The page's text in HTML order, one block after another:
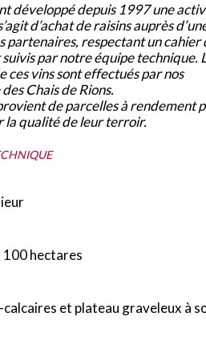
développé depuis 1997 une
d’achat de raisins auprès
partenaires, respectant un cahier
par notre équipe technique.
ces vins sont effectués par nos
Chais de Rions.
de parcelles à rendement
la qualité de leur terroir.
100 hectares
et plateau graveleux à